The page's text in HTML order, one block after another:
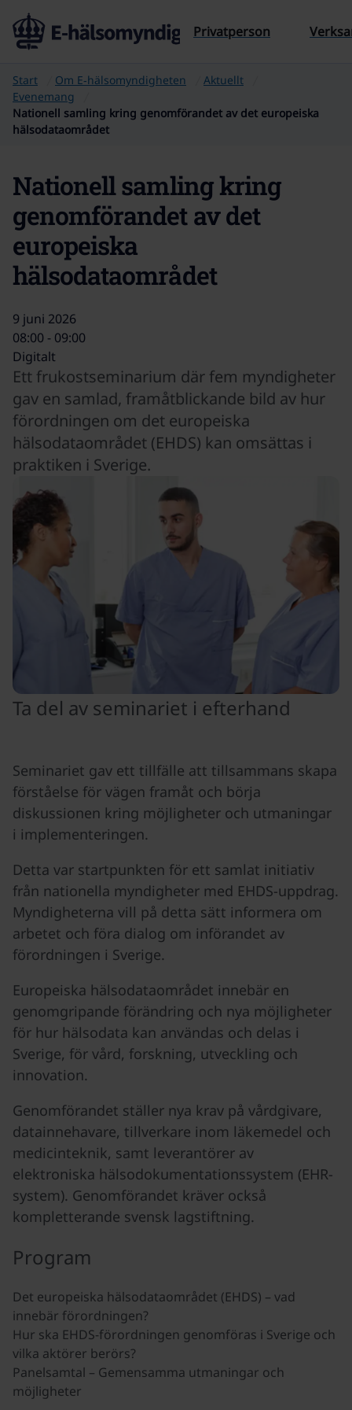
Till sidans innehåll
Privatperson
Start Om E‑hälsomyndigheten
Aktuellt
Evenemang
Nationell samling kring genomförandet av det europeiska
hälsodataområdet
Nationell samling kring
genomförandet av det
europeiska
hälsodataområdet
9 juni 2026
08:00 - 09:00
Digitalt
Ett frukostseminarium där fem myndigheter
gav en samlad, framåtblickande bild av hur
förordningen om det europeiska
hälsodataområdet (EHDS) kan omsättas i
praktiken i Sverige.
Ta del av seminariet i efterhand
Seminariet gav ett tillfälle att tillsammans skapa
förståelse för vägen framåt och börja
diskussionen kring möjligheter och utmaningar
i implementeringen.
Detta var startpunkten för ett samlat initiativ
från nationella myndigheter med EHDS-uppdrag.
Myndigheterna vill på detta sätt informera om
arbetet och föra dialog om införandet av
förordningen i Sverige.
Europeiska hälsodataområdet innebär en
genomgripande förändring och nya möjligheter
för hur hälsodata kan användas och delas i
Sverige, för vård, forskning, utveckling och
innovation.
Genomförandet ställer nya krav på vårdgivare,
datainnehavare, tillverkare inom läkemedel och
medicinteknik, samt leverantörer av
elektroniska hälsodokumentationssystem (EHR-
system). Genomförandet kräver också
kompletterande svensk lagstiftning.
Program
Det europeiska hälsodataområdet (EHDS) – vad
innebär förordningen?
Hur ska EHDS-förordningen genomföras i Sverige och
vilka aktörer berörs?
Panelsamtal – Gemensamma utmaningar och
möjligheter